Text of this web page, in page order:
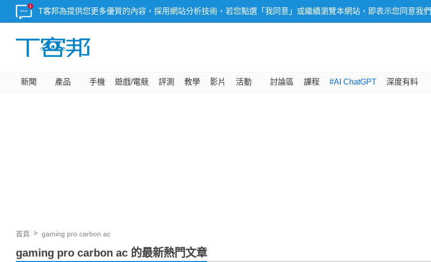
T客邦為提供您更多優質的內容，採用網站分析技術，若您點選「我同意」或繼續瀏覽本網站，即表示您同意我
新聞 產品 手機 遊戲/電競 評測 教學 影片 活動 討論區 課程 #AI ChatGPT 深度有料
首頁 gaming pro carbon ac
gaming pro carbon ac 的最新熱門文章